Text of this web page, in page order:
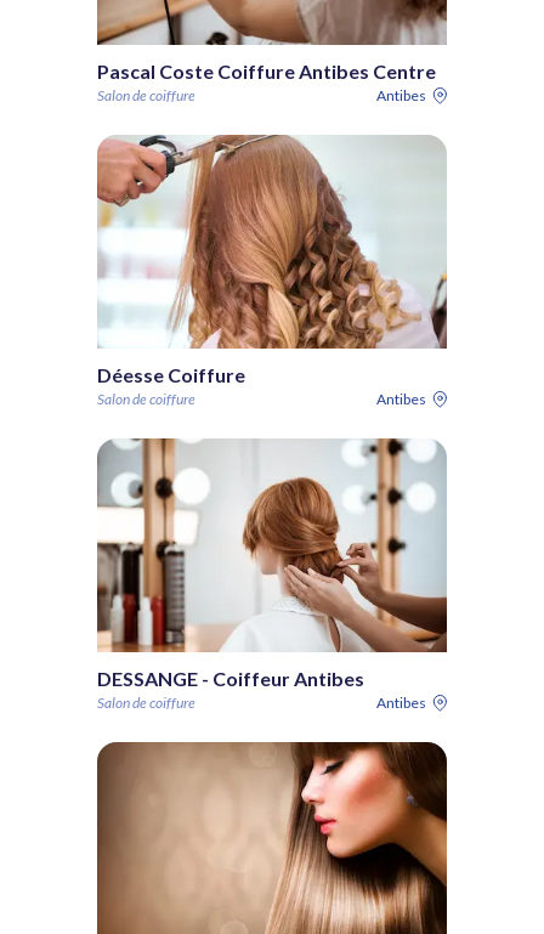
Pascal Coste Coiffure Antibes Centre
Salon de coiffure Antibes
Déesse Coiffure
Salon de coiffure Antibes
DESSANGE - Coiffeur Antibes
Salon de coiffure Antibes